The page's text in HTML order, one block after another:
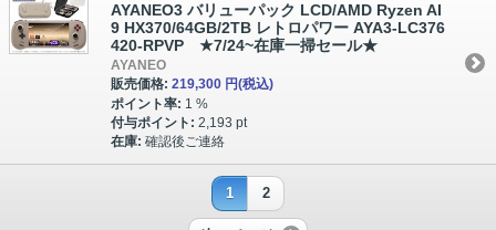
AYANEO3 バリューパック LCD/AMD Ryzen AI
9 HX370/64GB/2TB レトロパワー AYA3-LC376
420-RPVP ★7/24~在庫一掃セール★
AYANEO
販売価格: 219,300 円(税込)
ポイント率: 1 %
付与ポイント: 2,193 pt
在庫: 確認後ご連絡
1 2